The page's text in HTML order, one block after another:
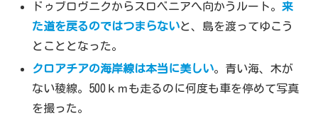
ドゥブロヴニクからスロベニアへ向かうルート。来
た道を戻るのではつまらないと、島を渡ってゆこう
とこととなった。
クロアチアの海岸線は本当に美しい。青い海、木が
ない稜線。500ｋｍも走るのに何度も車を停めて写真
を撮った。